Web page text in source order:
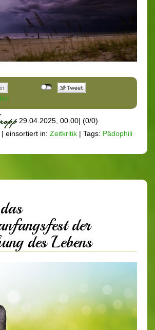
29.04.2025, 00.00| (0/0)
| einsortiert in: Zeitkritik | Tags: Pädophili
der
des Lebens